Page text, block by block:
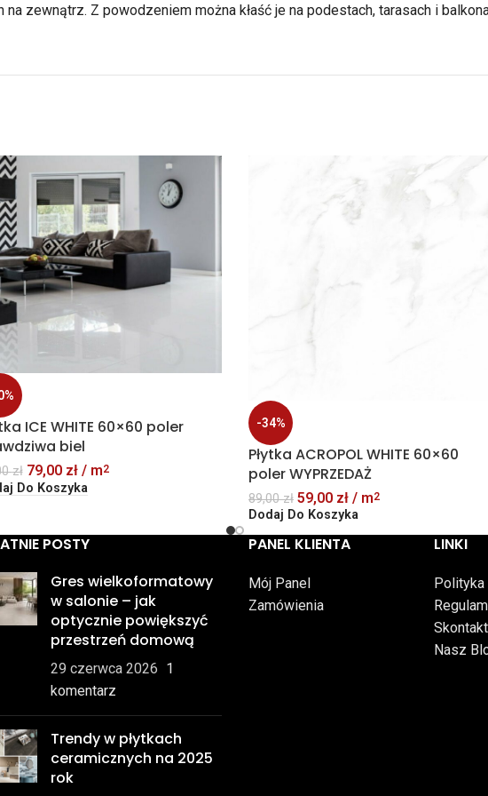
zewnątrz. Z powodzeniem można kłaść je na podestach, tarasach i
ICE WHITE 60×60 poler
biel
zł 79,00 zł / m2
Do Koszyka
-34%
Płytka ACROPOL WHITE 60×60
poler WYPRZEDAŻ
89,00zł 59,00 zł / m2
Dodaj Do Koszyka
POSTY
Gres wielkoformatowy
w salonie – jak
optycznie powiększyć
przestrzeń domową
29 czerwca 2026 1
komentarz
Trendy w płytkach
ceramicznych na 2025
rok
PANEL KLIENTA
Mój Panel
Zamówienia
LINKI
Polityka
Nasz